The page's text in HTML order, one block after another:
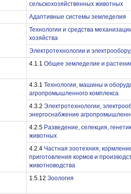
сельскохозяйственных животных
Адаптивные системы земледелия
Технологии и средства
хозяйства
Электротехнологии и
4.1.1 Общее земледелие и
4.3.1 Технологии, машины и
агропромышленного комплекса
4.3.2 Электротехнологии,
энергоснабжение
4.2.5 Разведение, селекция,
животных
4.2.4 Частная зоотехния,
приготовления кормов и
животноводства
1.5.12 Зоология